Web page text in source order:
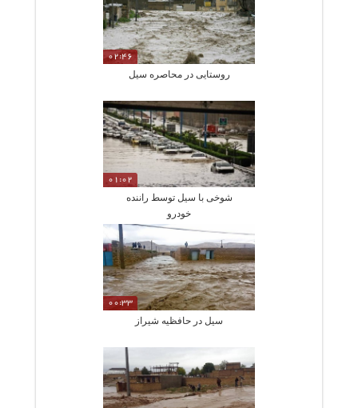
02:46
روستایی در محاصره سیل
01:02
شوخی با سیل توسط راننده
خودرو
00:33
سیل در حافظیه شیراز